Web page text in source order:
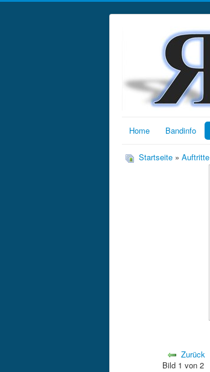
Home Bandinfo
Startseite » Auftritte
Zurück
Bild 1 von 2